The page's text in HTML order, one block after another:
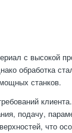
с высокой
обработка
станков.
подачу,
что